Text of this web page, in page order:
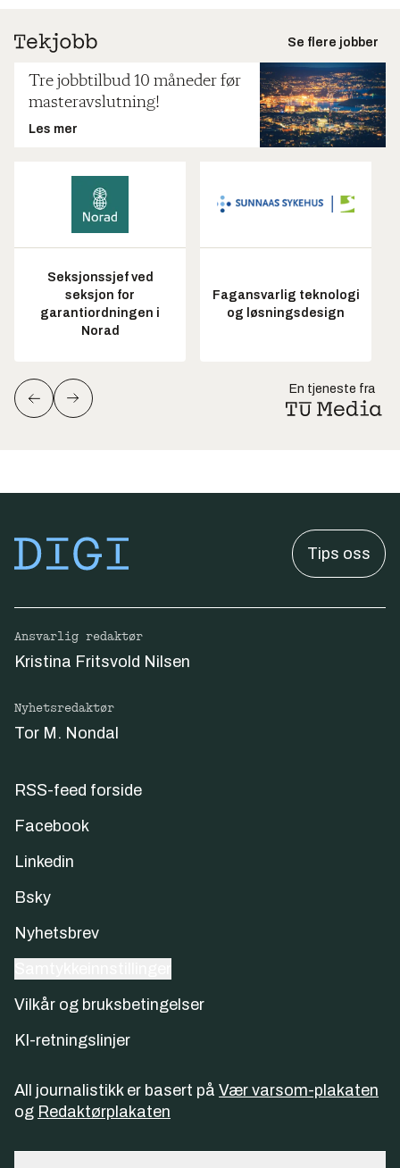
Se flere jobber
Tre jobbtilbud 10 måneder før
masteravslutning!
Les mer
Seksjonssjef ved
seksjon for
garantiordningen i
Norad
Fagansvarlig teknologi
og løsningsdesign
En tjeneste fra
Tips oss
Ansvarlig redaktør
Kristina Fritsvold Nilsen
Nyhetsredaktør
Tor M. Nondal
RSS-feed forside
Facebook
Linkedin
Bsky
Nyhetsbrev
Vilkår og bruksbetingelser
KI-retningslinjer
All journalistikk er basert på Vær varsom-plakaten
og Redaktørplakaten